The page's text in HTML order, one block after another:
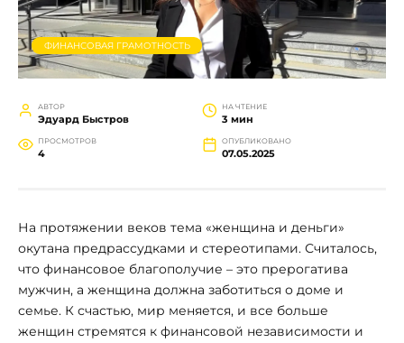
ФИНАНСОВАЯ ГРАМОТНОСТЬ
АВТОР
Эдуард Быстров
НА ЧТЕНИЕ
3 мин
ПРОСМОТРОВ
4
ОПУБЛИКОВАНО
07.05.2025
На протяжении веков тема «женщина и деньги»
окутана предрассудками и стереотипами. Считалось,
что финансовое благополучие – это прерогатива
мужчин, а женщина должна заботиться о доме и
семье. К счастью, мир меняется, и все больше
женщин стремятся к финансовой независимости и